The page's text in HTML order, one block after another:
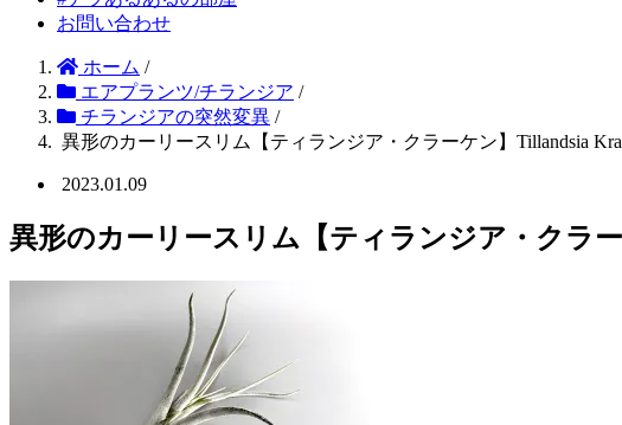
お問い合わせ
ホーム /
エアプランツ/チランジア /
チランジアの突然変異 /
異形のカーリースリム【ティランジア・クラーケン】Tillandsia
2023.01.09
異形のカーリースリム【ティランジア・クラ